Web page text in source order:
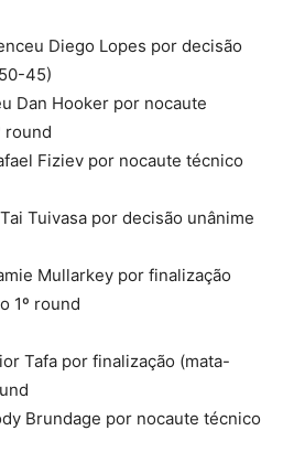
Diego Lopes por decisão
45)
Dan Hooker por nocaute
round
Fiziev por nocaute técnico
Tuivasa por decisão unânime
Mullarkey por finalização
1º round
Tafa por finalização (mata-
Brundage por nocaute técnico